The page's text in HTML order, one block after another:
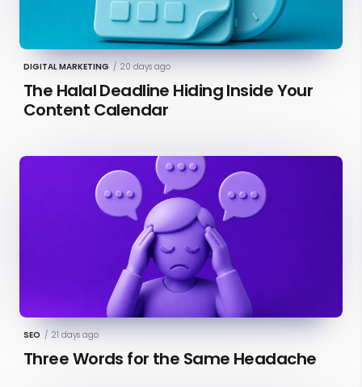
DIGITAL MARKETING / 20 days ago
The Halal Deadline Hiding Inside Your
Content Calendar
SEO / 21 days ago
Three Words for the Same Headache